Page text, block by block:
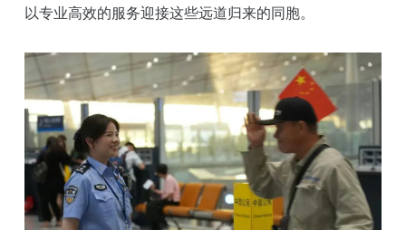
以专业高效的服务迎接这些远道归来的同胞。